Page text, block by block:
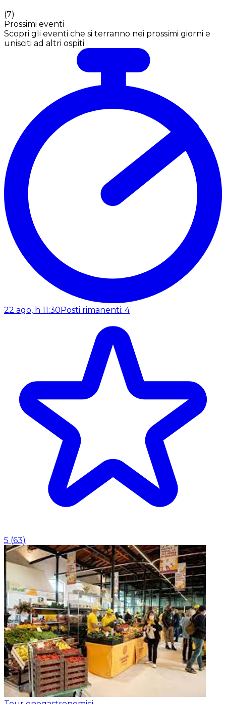
(7)
Prossimi eventi
Scopri gli eventi che si terranno nei prossimi giorni e
unisciti ad altri ospiti
22 ago, h 11:30 Posti rimanenti: 4
5 (63)